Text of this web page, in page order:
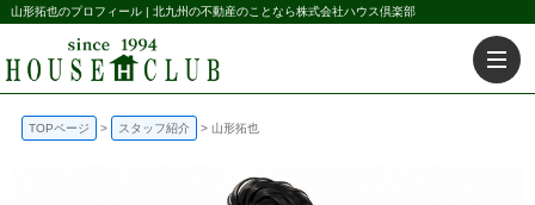
山形拓也のプロフィール | 北九州の不動産のことなら株式会社ハウス倶楽部
TOPページ スタッフ紹介 山形拓也